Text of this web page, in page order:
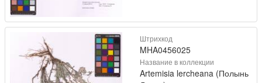
Штрихкод
MHA0456025
Название в коллекции
Artemisia lercheana (Полынь